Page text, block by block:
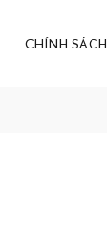
CHÍNH SÁCH